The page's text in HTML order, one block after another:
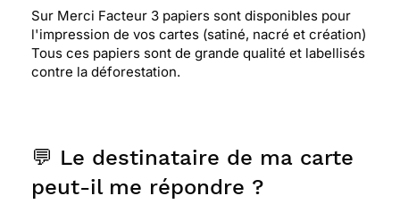
Sur Merci Facteur 3 papiers sont disponibles pour
l'impression de vos cartes (satiné, nacré et création)
Tous ces papiers sont de grande qualité et labellisés
contre la déforestation.
💬 Le destinataire de ma carte
peut-il me répondre ?